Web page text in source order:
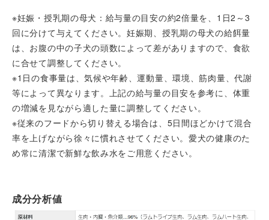
※妊娠・授乳期の母犬：給与量の目安の約2倍量を、1日2～3
回に分けて与えてください。妊娠期、授乳期の母犬の給餌量
は、お腹の中の子犬の頭数によって差がありますので、食欲
に合せて調整してください。
※1日の食事量は、気候や年齢、運動量、環境、筋肉量、代謝
等によって異なります。上記の給与量の目安を参考に、体重
の増減を見ながら適した量に調整してください。
※従来のフードから切り替える場合は、5日間ほどかけて混合
率を上げながら徐々に慣れさせてください。愛犬の健康のた
め常に清潔で新鮮な飲み水をご用意ください。
成分分析値